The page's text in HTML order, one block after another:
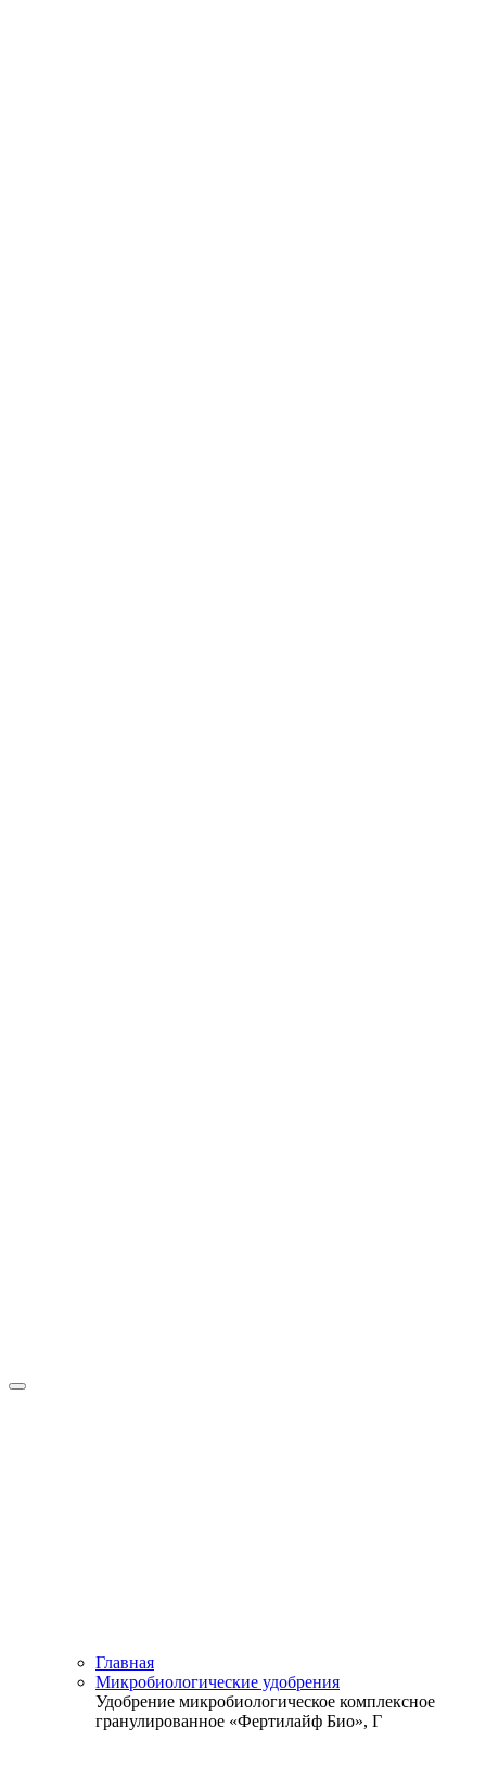
Главная
Микробиологические удобрения
Удобрение микробиологическое комплексное
гранулированное «Фертилайф Био», Г